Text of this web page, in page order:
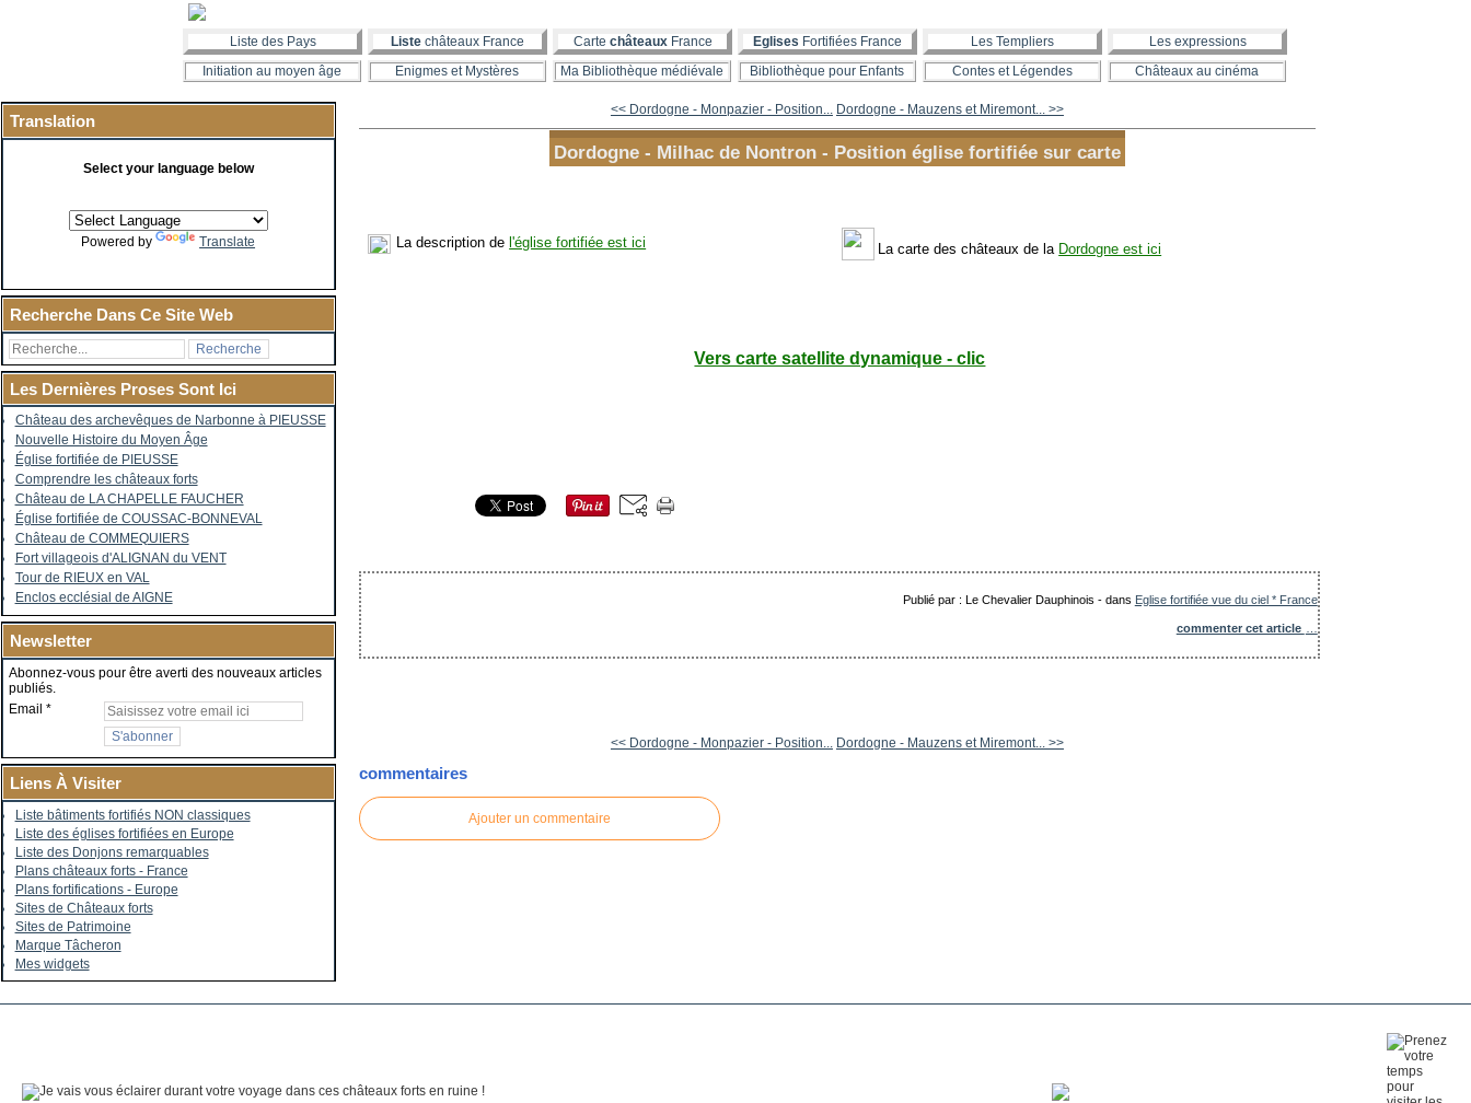
Liste des Pays Liste châteaux France Carte châteauxFrance Eglises Fortifiées France Les Templiers
Les expressions
Initiation au moyen âge
Enigmes et Mystères Ma Bibliothèque médiévale Bibliothèque pour Enfants Contes et Légendes Châteaux au cinéma
Translation
Select your language below
Powered by Translate
Recherche Dans Ce Site Web
Les Dernières Proses Sont Ici
Château des archevêques de Narbonne à PIEUSSE
Nouvelle Histoire du Moyen Âge
Église fortifiée de PIEUSSE
Comprendre les châteaux forts
Château de LA CHAPELLE FAUCHER
Église fortifiée de COUSSAC-BONNEVAL
Château de COMMEQUIERS
Fort villageois d'ALIGNAN du VENT
Tour de RIEUX en VAL
Enclos ecclésial de AIGNE
Newsletter
Abonnez-vous pour être averti des nouveaux articles
publiés.
Email
Liens À Visiter
Liste bâtiments fortifiés NON classiques
Liste des églises fortifiées en Europe
Liste des Donjons remarquables
Plans châteaux forts - France
Plans fortifications - Europe
Sites de Châteaux forts
Sites de Patrimoine
Marque Tâcheron
Mes widgets
<< Dordogne - Monpazier - Position... Dordogne - Mauzens et Miremont... >>
Dordogne - Milhac de Nontron - Position église fortifiée sur carte
La description de l'église fortifiée est ici La carte des châteaux de la Dordogne est ici
Vers carte satellite dynamique - clic
Publié par : Le Chevalier Dauphinois -dans Eglise fortifiée vue du ciel * France
commenter cet article
<< Dordogne - Monpazier - Position... Dordogne - Mauzens et Miremont... >>
commentaires
Ajouter un commentaire